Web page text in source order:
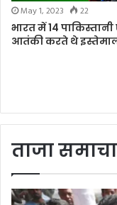
May 1, 2023
22
भारत में 14
आतंकी करते थे
ताजा